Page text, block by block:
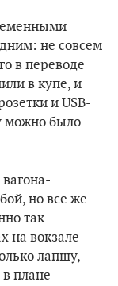
не совсем
в переводе
в купе, и
и USB-
можно было
но все же
так
на вокзале
лапшу,
плане